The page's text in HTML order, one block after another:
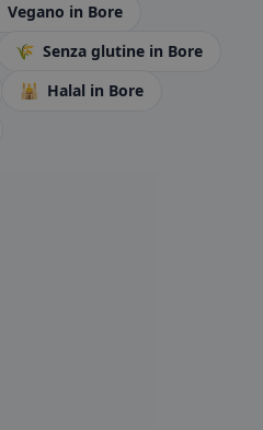
Vegano in Bore
🌾 Senza glutine in Bore
🕌 Halal in Bore